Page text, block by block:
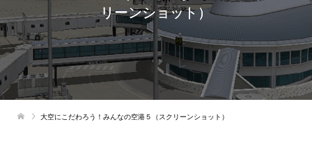
リーンショット）
大空にこだわろう！みんなの空港５（スクリーンショット）